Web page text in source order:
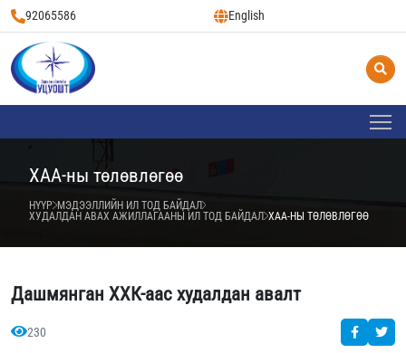
92065586 English
ХАА-ны төлөвлөгөө
НҮҮР МЭДЭЭЛЛИЙН ИЛ ТОД БАЙДАЛ
ХУДАЛДАН АВАХ АЖИЛЛАГААНЫ ИЛ ТОД БАЙДАЛ ХАА-НЫ ТӨЛӨВЛӨГӨӨ
Дашмянган ХХК-аас худалдан авалт
230